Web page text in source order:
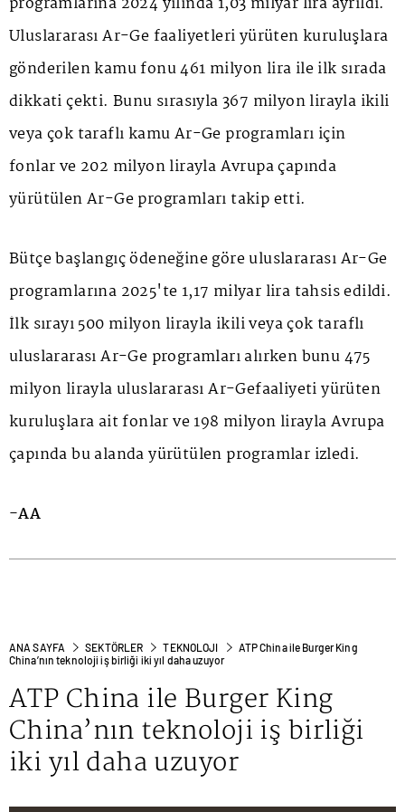
Uluslararası Ar-Ge faaliyetleri yürüten kuruluşlara
gönderilen kamu fonu 461 milyon lira ile ilk sırada
dikkati çekti. Bunu sırasıyla 367 milyon lirayla ikili
veya çok taraflı kamu Ar-Ge programları için
fonlar ve 202 milyon lirayla Avrupa çapında
yürütülen Ar-Ge programları takip etti.
Bütçe başlangıç ödeneğine göre uluslararası Ar-Ge
programlarına 2025'te 1,17 milyar lira tahsis edildi.
İlk sırayı 500 milyon lirayla ikili veya çok taraflı
uluslararası Ar-Ge programları alırken bunu 475
milyon lirayla uluslararası Ar-Gefaaliyeti yürüten
kuruluşlara ait fonlar ve 198 milyon lirayla Avrupa
çapında bu alanda yürütülen programlar izledi.
-AA
ANA SAYFA SEKTÖRLER TEKNOLOJI
ATP China ile Burger King
China’nın teknoloji iş birliği iki yıl daha uzuyor
ATP China ile Burger King
China’nın teknoloji iş birliği
iki yıl daha uzuyor